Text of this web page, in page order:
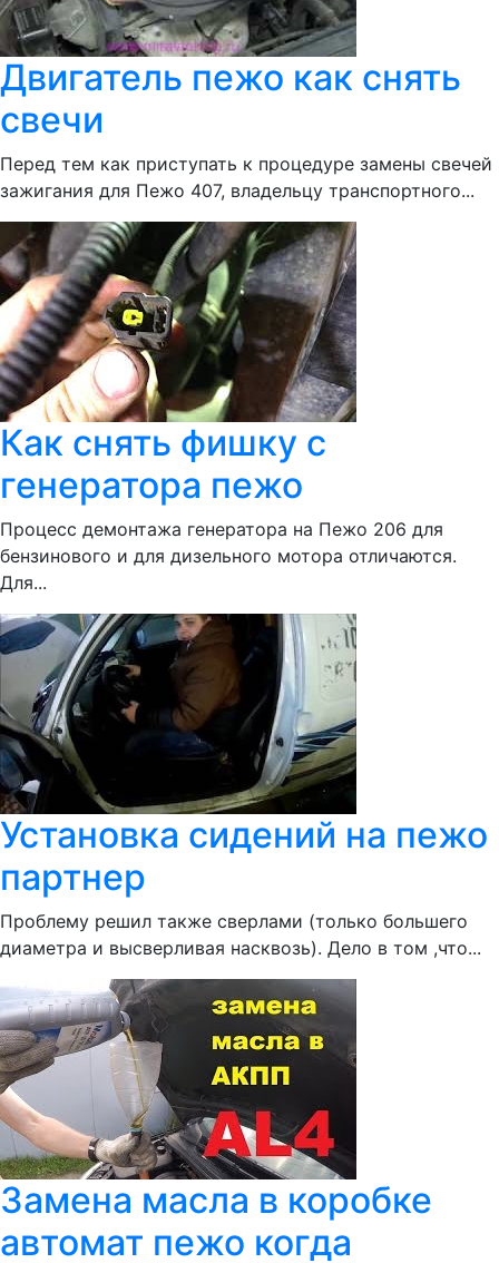
Двигатель пежо как снять
свечи
Перед тем как приступать к процедуре замены свечей
зажигания для Пежо 407, владельцу транспортного...
Как снять фишку с
генератора пежо
Процесс демонтажа генератора на Пежо 206 для
бензинового и для дизельного мотора отличаются.
Для...
Установка сидений на пежо
партнер
Проблему решил также сверлами (только большего
диаметра и высверливая насквозь). Дело в том ,что...
Замена масла в коробке
автомат пежо когда